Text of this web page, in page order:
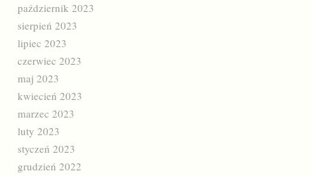
październik 2023
sierpień 2023
lipiec 2023
czerwiec 2023
maj 2023
kwiecień 2023
marzec 2023
luty 2023
styczeń 2023
grudzień 2022